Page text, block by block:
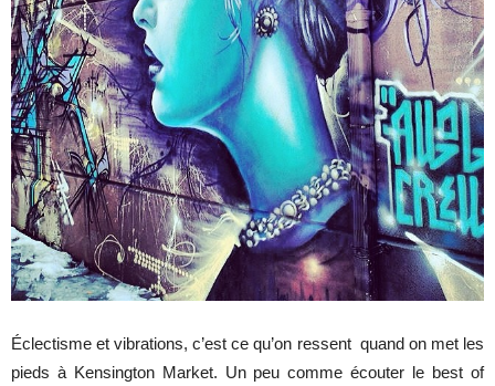
Éclectisme et vibrations, c’est ce qu’on ressent quand on met les
pieds à Kensington Market. Un peu comme écouter le best of